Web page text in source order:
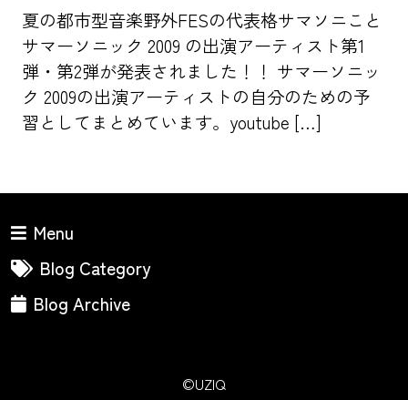
夏の都市型音楽野外FESの代表格サマソニこと
サマーソニック 2009 の出演アーティスト第1
弾・第2弾が発表されました！！ サマーソニッ
ク 2009の出演アーティストの自分のための予
習としてまとめています。youtube […]
Menu
Blog Category
Blog Archive
©UZIQ